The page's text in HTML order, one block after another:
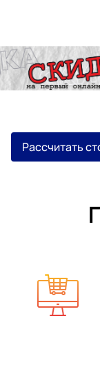
Рассчитать